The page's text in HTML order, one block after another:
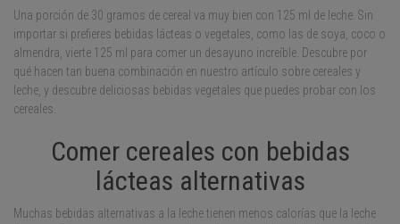
Una porción de 30 gramos de cereal va muy bien con 125 ml de leche. Sin
importar si prefieres bebidas lácteas o vegetales, como las de soya, coco o
almendra, vierte 125 ml para comer un desayuno increíble. Descubre por
qué hacen tan buena combinación en nuestro artículo sobre cereales y
leche, y descubre deliciosas bebidas vegetales que puedes probar con los
cereales.
Comer cereales con bebidas
lácteas alternativas
Muchas bebidas alternativas a la leche tienen menos calorías que la leche